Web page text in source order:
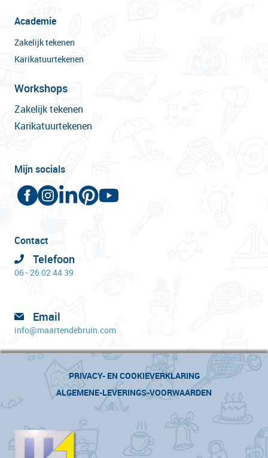
Academie
Zakelijk tekenen
Karikatuurtekenen
Workshops
Zakelijk tekenen
Karikatuurtekenen
Mijn socials
Contact
Telefoon
06 - 26 02 44 39
Email
info@maartendebruin.com
PRIVACY- EN COOKIEVERKLARING
ALGEMENE-LEVERINGS-VOORWAARDEN